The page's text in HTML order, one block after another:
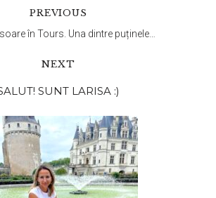
PREVIOUS
în Tours. Una dintre puținele…
NEXT
SUNT LARISA :)